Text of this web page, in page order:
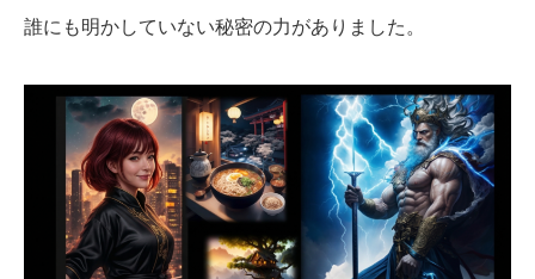
誰にも明かしていない秘密の力がありました。